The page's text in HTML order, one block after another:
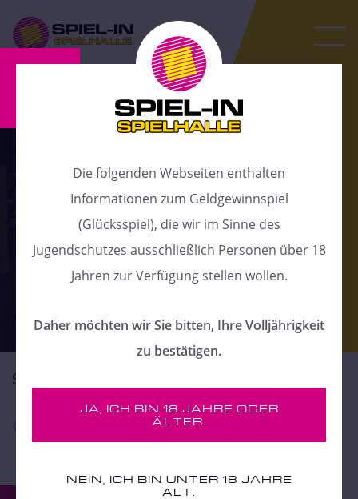
Die folgenden Webseiten enthalten
Informationen zum Geldgewinnspiel
(Glücksspiel), die wir im Sinne des
Jugendschutzes ausschließlich Personen über 18
Jahren zur Verfügung stellen wollen.
Daher möchten wir Sie bitten, Ihre Volljährigkeit
zu bestätigen.
JA, ICH BIN 18 JAHRE ODER
ÄLTER.
NEIN, ICH BIN UNTER 18 JAHRE
ALT.
SPIEL-IN CASINO HERDORF
Hauptstraße 43, 57562 Herdorf